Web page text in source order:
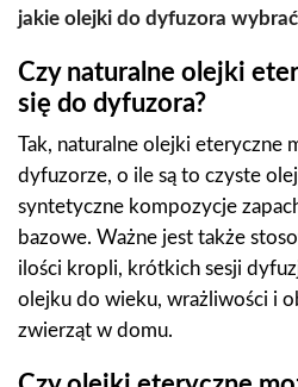
jakie olejki do dyfuzora wybrać
Czy naturalne olejki
się do dyfuzora?
Tak, naturalne olejki eteryczne
dyfuzorze, o ile są to czyste
syntetyczne kompozycje
bazowe. Ważne jest także
ilości kropli, krótkich sesji
olejku do wieku, wrażliwości i
zwierząt w domu.